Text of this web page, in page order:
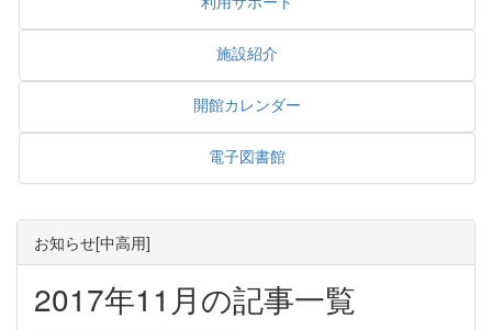
施設紹介
開館カレンダー
電子図書館
お知らせ[中高用]
2017年11月の記事一覧